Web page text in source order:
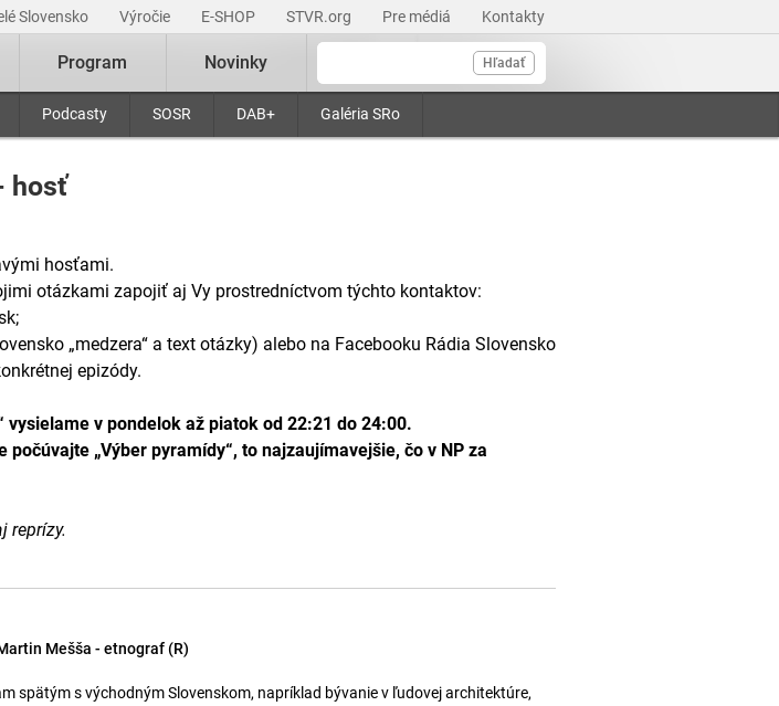
Slovensko Výročie E-SHOP STVR.org Pre médiá Kontakty
Hľadať
Podcasty SOSR DAB+ Galéria SRo
Program Novinky
hosť
hosťami.
otázkami zapojiť aj Vy prostredníctvom týchto kontaktov:
„medzera“ a text otázky) alebo na Facebooku Rádia Slovensko
epizódy.
vysielame v pondelok až piatok od 22:21 do 24:00.
počúvajte „Výber pyramídy“, to najzaujímavejšie, čo v NP za
reprízy.
Mešša - etnograf (R)
spätým s východným Slovenskom, napríklad bývanie v ľudovej architektúre,